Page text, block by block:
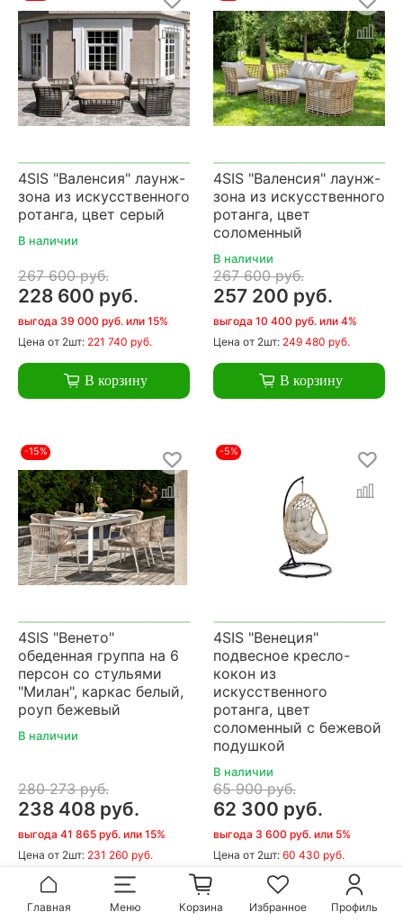
4SIS "Валенсия" лаунж-
зона из искусственного
ротанга, цвет серый
В наличии
267 600 руб.
228 600 руб.
выгода 39 000 руб. или 15%
Цена от 2шт: 221 740 руб.
В корзину
4SIS "Валенсия" лаунж-
зона из искусственного
ротанга, цвет
соломенный
В наличии
267 600 руб.
257 200 руб.
выгода 10 400 руб. или 4%
Цена от 2шт: 249 480 руб.
В корзину
-15%
4SIS "Венето"
обеденная группа на 6
персон со стульями
"Милан", каркас белый,
роуп бежевый
В наличии
280 273 руб.
238 408 руб.
выгода 41 865 руб. или 15%
Цена от 2шт: 231 260 руб.
В корзину
-5%
4SIS "Венеция"
подвесное кресло-
кокон из
искусственного
ротанга, цвет
соломенный с бежевой
подушкой
В наличии
65 900 руб.
62 300 руб.
выгода 3 600 руб. или 5%
Цена от 2шт: 60 430 руб.
В корзину
Главная Меню Корзина Избранное Профиль